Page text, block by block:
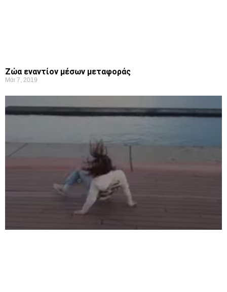
Ζώα εναντίον μέσων μεταφοράς
Μάι 7, 2019